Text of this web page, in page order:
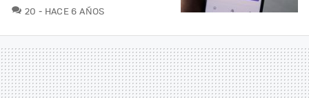
20 COMENTARIOS
HACE 6 AÑOS